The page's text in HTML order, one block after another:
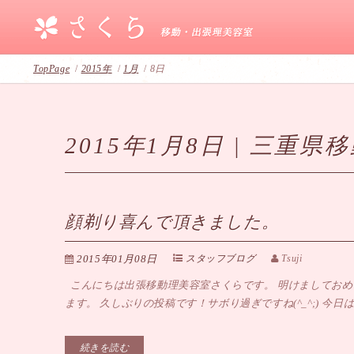
TopPage / 2015年/1月 / 8日
2015年1月8日 | 三重県
顔剃り喜んで頂きました。
2015年01月08日 スタッフブログ Tsuji
こんにちは出張移動理美容室さくらです。 明けましてお
ます。 久しぶりの投稿です！サボり過ぎですね(^_^;) 今日
続きを読む